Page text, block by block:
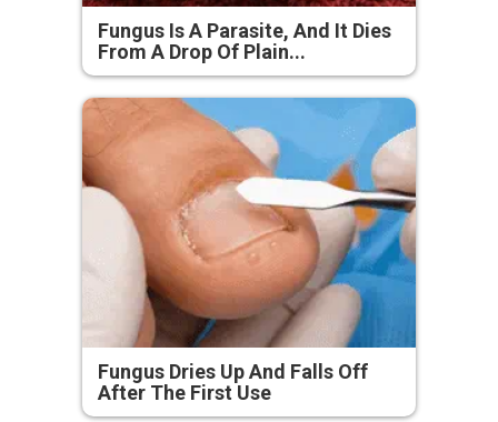
Fungus Is A Parasite, And It Dies
From A Drop Of Plain...
Fungus Dries Up And Falls Off
After The First Use